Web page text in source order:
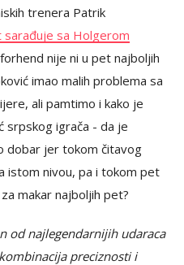
trenera Patrik
sa Holgerom
nije ni u pet najboljih
imao malih problema sa
ali pamtimo i kako je
srpskog igrača - da je
dobar jer tokom čitavog
istom nivou, pa i tokom pet
makar najboljih pet?
od najlegendarnijih udaraca
preciznosti i